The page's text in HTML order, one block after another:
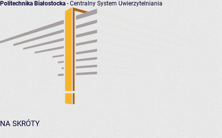
Politechnika Białostocka - Centralny System Uwierzytelniania
NA SKRÓTY